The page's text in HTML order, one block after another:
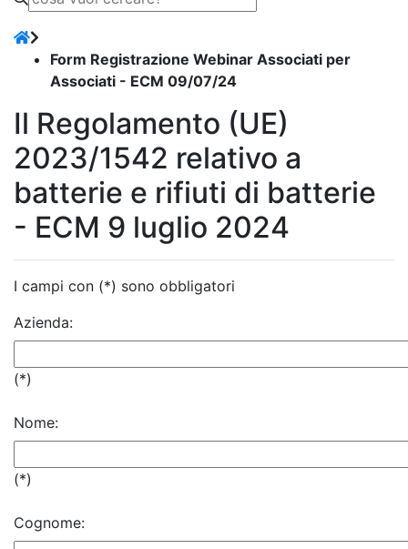
Form Registrazione Webinar Associati per
Associati - ECM 09/07/24
Il Regolamento (UE)
2023/1542 relativo a
batterie e rifiuti di batterie
- ECM 9 luglio 2024
I campi con (*) sono obbligatori
Azienda:
(*)
Nome:
(*)
Cognome: